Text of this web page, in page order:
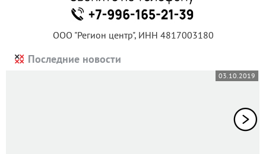
ООО "Регион центр", ИНН 4817003180
Последние новости
03.10.2019